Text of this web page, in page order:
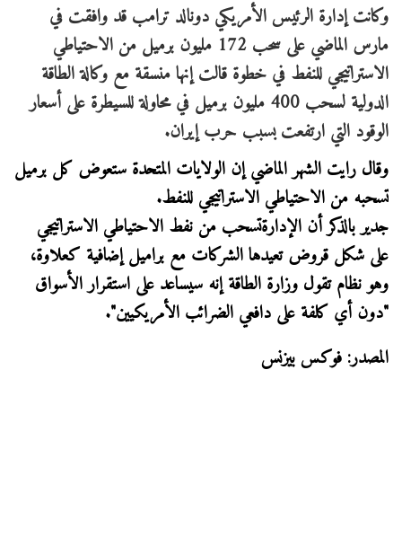
وكانت إدارة الرئيس الأمريكي دونالد ترامب قد وافقت في
مارس الماضي على سحب 172 مليون برميل من الاحتياطي
الاستراتيجي للنفط في خطوة قالت إنها منسقة مع وكالة الطاقة
الدولية لسحب 400 مليون برميل في محاولة للسيطرة على أسعار
الوقود التي ارتفعت بسبب حرب إيران.
وقال رايت الشهر الماضي إن الولايات المتحدة ستعوض كل برميل
تسحبه من الاحتياطي الاستراتيجي للنفط.
جدير بالذكر أن الإدارةتسحب من نفط الاحتياطي الاستراتيجي
على شكل قروض تعيدها ​الشركات مع براميل إضافية كعلاوة،
وهو نظام تقول ​وزارة الطاقة ⁠إنه سيساعد على استقرار الأسواق
"دون أي كلفة على دافعي الضرائب الأمريكيين".
المصدر: فوكس بيزنس